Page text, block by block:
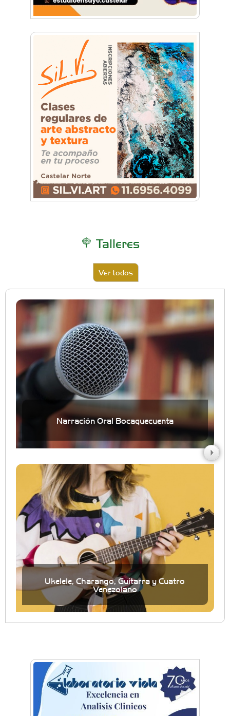
Talleres
Ver todos
Narración Oral Bocaquecuenta
Ukelele, Charango, Guitarra y Cuatro
Venezolano